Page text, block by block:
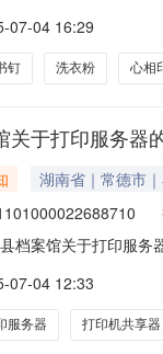
间:-二、采购单位信
07-04 16:29
钉 洗衣粉 心相
关于打印服务器
湖南省｜常德市
档案馆关于打印服务
价起止时间:-二、采
07-04 12:33
服务器 打印机共享器